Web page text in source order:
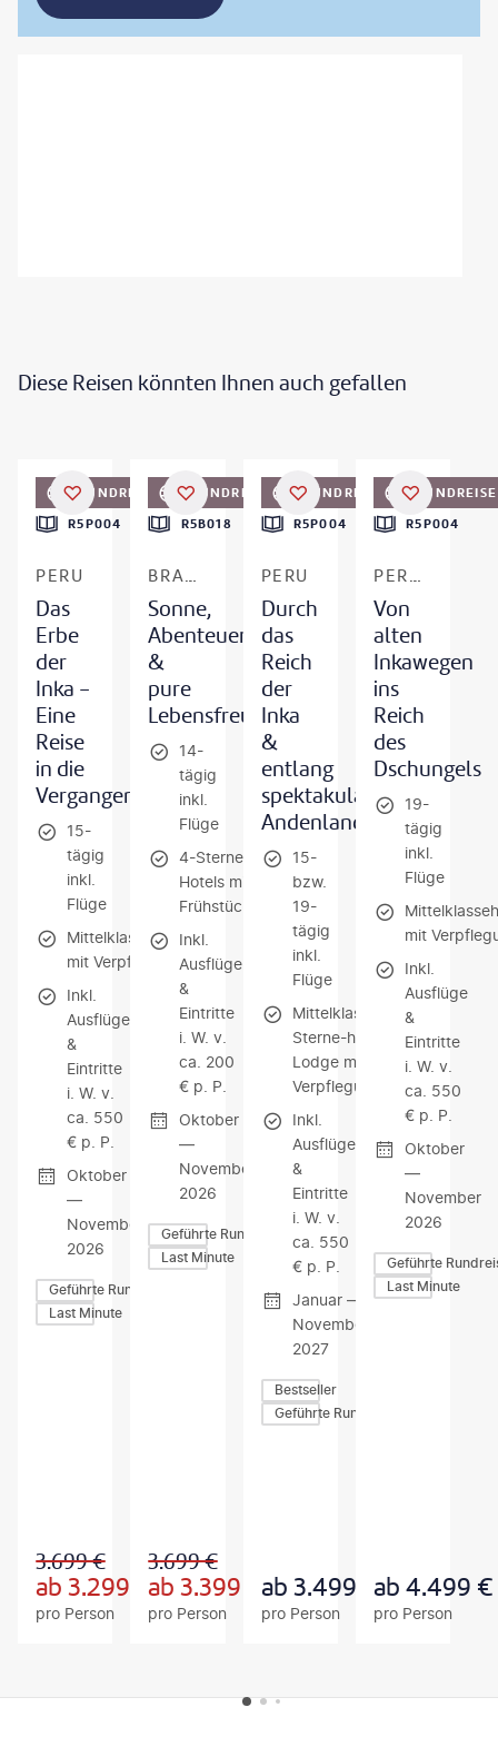
Diese Reisen könnten Ihnen auch gefallen
DEAL RUNDREISE
R5P004
PERU
Das
Erbe
der
Inka -
Eine
Reise
in die
Vergangenheit
15-
tägig
inkl.
Flüge
Mittelklassehotels
mit Verpflegung
Inkl.
Ausflüge
&
Eintritte
i. W. v.
ca. 550
€ p. P.
Oktober
—
November
2026
Geführte Rundreisen
Last Minute
3.699€
ab3.299 €
pro Person
E
B
O
T
DEAL RUNDREISE
R5B018
BRASILIEN
Sonne,
Abenteuer
&
pure
Lebensfreude
14-
tägig
inkl.
Flüge
4-Sterne-
Hotels mit
Frühstück
Inkl.
Ausflüge
&
Eintritte
i. W. v.
ca. 200
€ p. P.​
Oktober
—
November
2026
Geführte Rundreisen
Last Minute
3.699€
ab 3.399 €
pro Person
B
O
T
RUNDREISE
R5P004
PERU
Durch
das
Reich
der
Inka
&
entlang
spektakulärer
Andenlandschaften
15-
bzw.
19-
tägig
inkl.
Flüge
Mittelklasse/4-
Sterne-hotels,
Lodge mit
Verpflegung
Inkl.
Ausflüge
&
Eintritte
i. W. v.
ca. 550
€ p. P.
Januar —
November
2027
Bestseller
Geführte Rundreisen
ab3.499 €
pro Person
B
O
T
RUNDREISE
R5P004
PERU & AMAZONAS
Von
alten
Inkawegen
ins
Reich
des
Dschungels
19-
tägig
inkl.
Flüge
mit
Inkl.
Ausflüge
&
Eintritte
i. W. v.
ca. 550
€ p. P.
Oktober
—
November
2026
Geführte
Last Minute
ab4.499 €
pro Person